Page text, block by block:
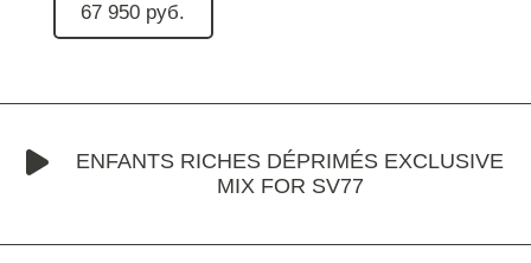
67 950 руб.
ENFANTS RICHES DÉPRIMÉS EXCLUSIVE
MIX FOR SV77